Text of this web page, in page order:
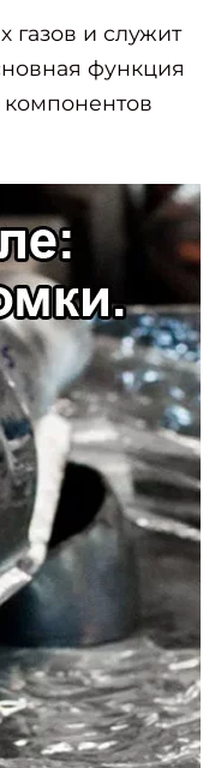
газов и служит
функция
компонентов